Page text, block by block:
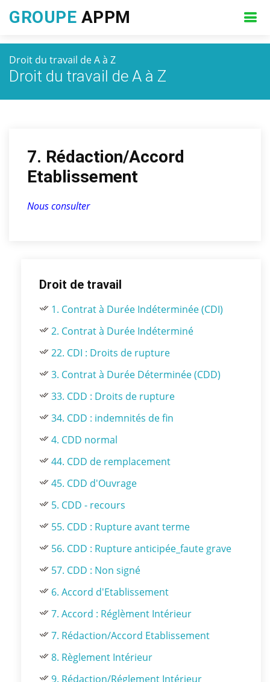
GROUPE APPM
Droit du travail de A à Z
Droit du travail de A à Z
7. Rédaction/Accord
Etablissement
Nous consulter
Droit de travail
1. Contrat à Durée Indéterminée (CDI)
2. Contrat à Durée Indéterminé
22. CDI : Droits de rupture
3. Contrat à Durée Déterminée (CDD)
33. CDD : Droits de rupture
34. CDD : indemnités de fin
4. CDD normal
44. CDD de remplacement
45. CDD d'Ouvrage
5. CDD - recours
55. CDD : Rupture avant terme
56. CDD : Rupture anticipée_faute grave
57. CDD : Non signé
6. Accord d'Etablissement
7. Accord : Réglèment Intérieur
7. Rédaction/Accord Etablissement
8. Règlement Intérieur
9. Rédaction/Réglement Intérieur